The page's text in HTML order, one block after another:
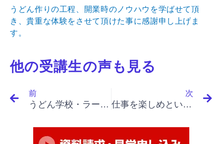
うどん作りの工程、開業時のノウハウを学ばせて頂
き、貴重な体験をさせて頂けた事に感謝申し上げま
す。
他の受講生の声も見る
前
うどん学校・ラーメン学校・そば学校・パスタ学校で開業&成果アップ｜「イノベーションと起業家精神（最終）」「急激な変化、原因は不明」
次
仕事を楽しめという点が一番参考になりました。